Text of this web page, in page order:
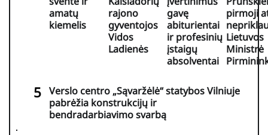
amatų
kiemelis
rajono
gyventojos
Vidos
Ladienės
gavę
abiturientai
ir profesinių
įstaigų
absolventai
pirmoji
Lietuvos
Ministrė
Verslo centro „Sąvaržėlė“ statybos Vilniuje
pabrėžia konstrukcijų ir
bendradarbiavimo svarbą